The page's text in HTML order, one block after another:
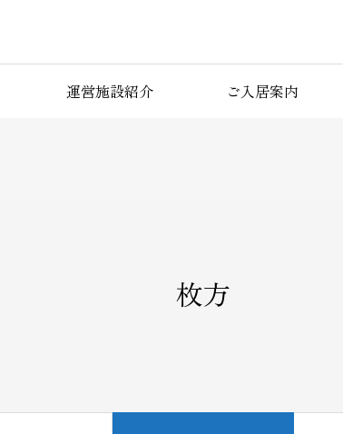
運営施設紹介 ご入居案内
枚方